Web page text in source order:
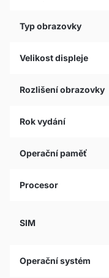
Typ obrazovky
Velikost displeje
Rozlišení obrazovky
Rok vydání
Operační paměť
Procesor
SIM
Operační systém